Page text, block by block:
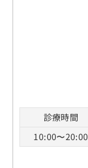
診療時間
10:00〜20:00